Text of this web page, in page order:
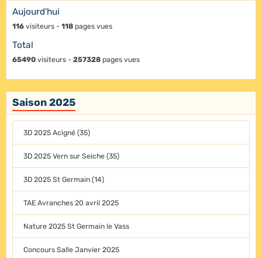
Aujourd'hui
116 visiteurs - 118 pages vues
Total
65490 visiteurs - 257328 pages vues
Saison 2025
3D 2025 Acigné (35)
3D 2025 Vern sur Seiche (35)
3D 2025 St Germain (14)
TAE Avranches 20 avril 2025
Nature 2025 St Germain le Vass
Concours Salle Janvier 2025